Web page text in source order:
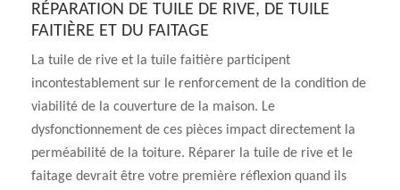
RÉPARATION DE TUILE DE RIVE, DE TUILE
FAITIÈRE ET DU FAITAGE
La tuile de rive et la tuile faitière participent
incontestablement sur le renforcement de la condition de
viabilité de la couverture de la maison. Le
dysfonctionnement de ces pièces impact directement la
perméabilité de la toiture. Réparer la tuile de rive et le
faitage devrait être votre première réflexion quand ils